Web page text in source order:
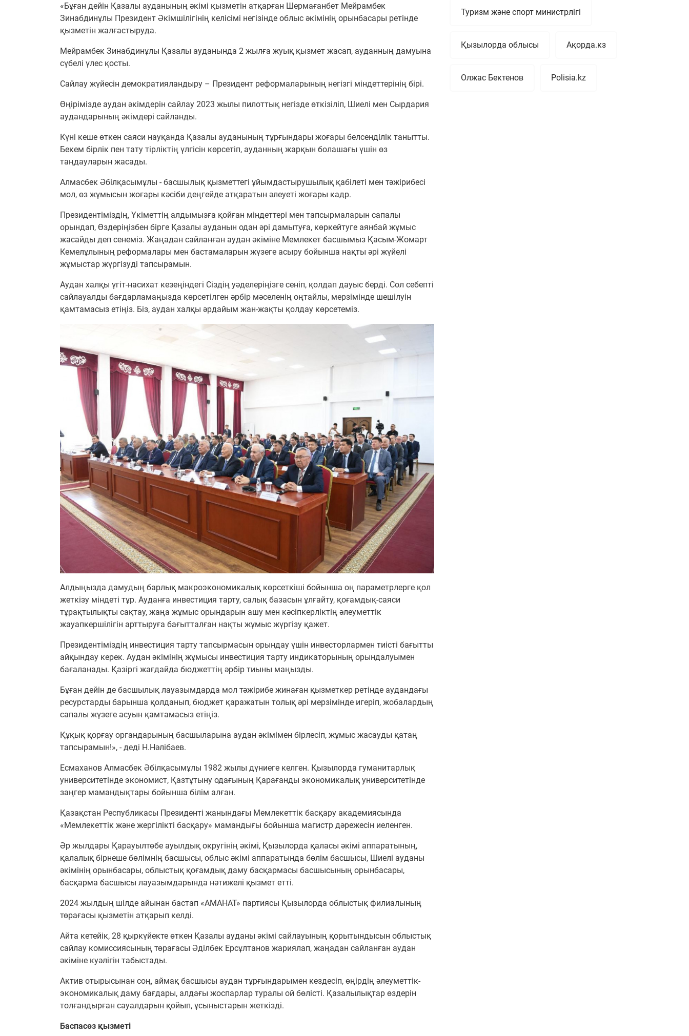
«Бұған дейін Қазалы ауданының әкімі қызметін атқарған Шермағанбет Мейрамбек
Зинабдинұлы Президент Әкімшілігінің келісімі негізінде облыс әкімінің орынбасары ретінде
қызметін жалғастыруда.
Мейрамбек Зинабдинұлы Қазалы ауданында 2 жылға жуық қызмет жасап, ауданның дамуына
сүбелі үлес қосты.
Сайлау жүйесін демократияландыру – Президент реформаларының негізгі міндеттерінің бірі.
Өңірімізде аудан әкімдерін сайлау 2023 жылы пилоттық негізде өткізіліп, Шиелі мен Сырдария
аудандарының әкімдері сайланды.
Күні кеше өткен саяси науқанда Қазалы ауданының тұрғындары жоғары белсенділік танытты.
Бекем бірлік пен тату тірліктің үлгісін көрсетіп, ауданның жарқын болашағы үшін өз
таңдауларын жасады.
Алмасбек Әбілқасымұлы - басшылық қызметтегі ұйымдастырушылық қабілеті мен тәжірибесі
мол, өз жұмысын жоғары кәсіби деңгейде атқаратын әлеуеті жоғары кадр.
Президентіміздің, Үкіметтің алдымызға қойған міндеттері мен тапсырмаларын сапалы
орындап, Өздеріңізбен бірге Қазалы ауданын одан әрі дамытуға, көркейтуге аянбай жұмыс
жасайды деп сенеміз. Жаңадан сайланған аудан әкіміне Мемлекет басшымыз Қасым-Жомарт
Кемелұлының реформалары мен бастамаларын жүзеге асыру бойынша нақты әрі жүйелі
жұмыстар жүргізуді тапсырамын.
Аудан халқы үгіт-насихат кезеңіндегі Сіздің уәделеріңізге сеніп, қолдап дауыс берді. Сол себепті
сайлауалды бағдарламаңызда көрсетілген әрбір мәселенің оңтайлы, мерзімінде шешілуін
қамтамасыз етіңіз. Біз, аудан халқы әрдайым жан-жақты қолдау көрсетеміз.
Алдыңызда дамудың барлық макроэкономикалық көрсеткіші бойынша оң параметрлерге қол
жеткізу міндеті тұр. Ауданға инвестиция тарту, салық базасын ұлғайту, қоғамдық-саяси
тұрақтылықты сақтау, жаңа жұмыс орындарын ашу мен кәсіпкерліктің әлеуметтік
жауапкершілігін арттыруға бағытталған нақты жұмыс жүргізу қажет.
Президентіміздің инвестиция тарту тапсырмасын орындау үшін инвесторлармен тиісті бағытты
айқындау керек. Аудан әкімінің жұмысы инвестиция тарту индикаторының орындалуымен
бағаланады. Қазіргі жағдайда бюджеттің әрбір тиыны маңызды.
Бұған дейін де басшылық лауазымдарда мол тәжірибе жинаған қызметкер ретінде аудандағы
ресурстарды барынша қолданып, бюджет қаражатын толық әрі мерзімінде игеріп, жобалардың
сапалы жүзеге асуын қамтамасыз етіңіз.
Құқық қорғау органдарының басшыларына аудан әкімімен бірлесіп, жұмыс жасауды қатаң
тапсырамын!», - деді Н.Нәлібаев.
Есмаханов Алмасбек Әбілқасымұлы 1982 жылы дүниеге келген. Қызылорда гуманитарлық
университетінде экономист, Қазтұтыну одағының Қарағанды экономикалық университетінде
заңгер мамандықтары бойынша білім алған.
Қазақстан Республикасы Президенті жанындағы Мемлекеттік басқару академиясында
«Мемлекеттік және жергілікті басқару» мамандығы бойынша магистр дәрежесін иеленген.
Әр жылдары Қарауылтөбе ауылдық округінің әкімі, Қызылорда қаласы әкімі аппаратының,
қалалық бірнеше бөлімнің басшысы, облыс әкімі аппаратында бөлім басшысы, Шиелі ауданы
әкімінің орынбасары, облыстық қоғамдық даму басқармасы басшысының орынбасары,
басқарма басшысы лауазымдарында нәтижелі қызмет етті.
2024 жылдың шілде айынан бастап «АМАНАТ» партиясы Қызылорда облыстық филиалының
төрағасы қызметін атқарып келді.
Айта кетейік, 28 қыркүйекте өткен Қазалы ауданы әкімі сайлауының қорытындысын облыстық
сайлау комиссиясының төрағасы Әділбек Ерсұлтанов жариялап, жаңадан сайланған аудан
әкіміне куәлігін табыстады.
Актив отырысынан соң, аймақ басшысы аудан тұрғындарымен кездесіп, өңірдің әлеуметтік-
экономикалық даму бағдары, алдағы жоспарлар туралы ой бөлісті. Қазалылықтар өздерін
толғандырған сауалдарын қойып, ұсыныстарын жеткізді.
Баспасөз қызметі
Туризм және спорт министрлігі
Қызылорда облысы Ақорда.кз
Олжас Бектенов Polisia.kz